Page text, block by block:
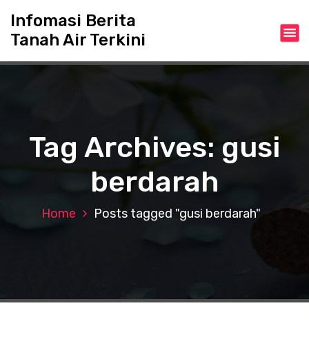
t
Infomasi Berita
Tanah Air Terkini
Tag Archives: gusi
berdarah
Home Posts tagged "gusi berdarah"